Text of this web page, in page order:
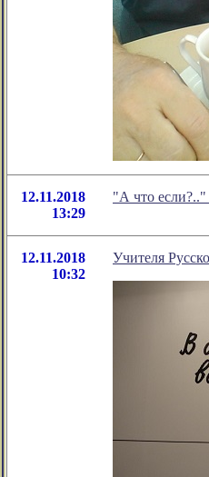
12.11.2018
13:29
"А что
12.11.2018
10:32
Учителя